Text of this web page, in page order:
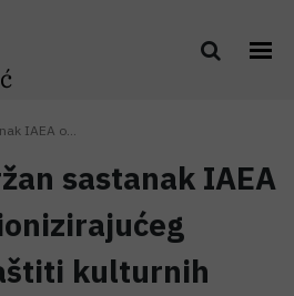
IAEA o...
sastanak IAEA
kulturnih